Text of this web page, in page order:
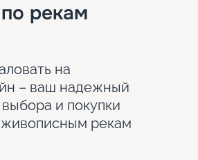
рекам
на
– ваш надежный
и покупки
живописным рекам